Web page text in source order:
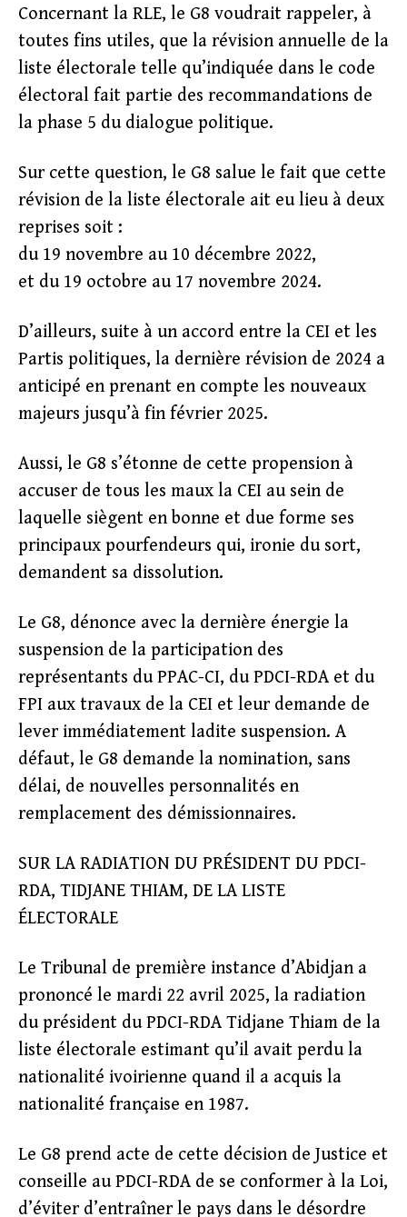
Concernant la RLE, le G8 voudrait rappeler, à
toutes fins utiles, que la révision annuelle de la
liste électorale telle qu’indiquée dans le code
électoral fait partie des recommandations de
la phase 5 du dialogue politique.
Sur cette question, le G8 salue le fait que cette
révision de la liste électorale ait eu lieu à deux
reprises soit :
du 19 novembre au 10 décembre 2022,
et du 19 octobre au 17 novembre 2024.
D’ailleurs, suite à un accord entre la CEI et les
Partis politiques, la dernière révision de 2024 a
anticipé en prenant en compte les nouveaux
majeurs jusqu’à fin février 2025.
Aussi, le G8 s’étonne de cette propension à
accuser de tous les maux la CEI au sein de
laquelle siègent en bonne et due forme ses
principaux pourfendeurs qui, ironie du sort,
demandent sa dissolution.
Le G8, dénonce avec la dernière énergie la
suspension de la participation des
représentants du PPAC-CI, du PDCI-RDA et du
FPI aux travaux de la CEI et leur demande de
lever immédiatement ladite suspension. A
défaut, le G8 demande la nomination, sans
délai, de nouvelles personnalités en
remplacement des démissionnaires.
SUR LA RADIATION DU PRÉSIDENT DU PDCI-
RDA, TIDJANE THIAM, DE LA LISTE
ÉLECTORALE
Le Tribunal de première instance d’Abidjan a
prononcé le mardi 22 avril 2025, la radiation
du président du PDCI-RDA Tidjane Thiam de la
liste électorale estimant qu’il avait perdu la
nationalité ivoirienne quand il a acquis la
nationalité française en 1987.
Le G8 prend acte de cette décision de Justice et
conseille au PDCI-RDA de se conformer à la Loi,
d’éviter d’entraîner le pays dans le désordre